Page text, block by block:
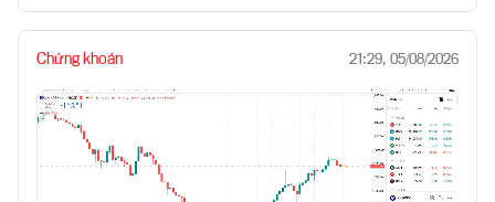
Chứng khoán 21:29, 05/08/2026